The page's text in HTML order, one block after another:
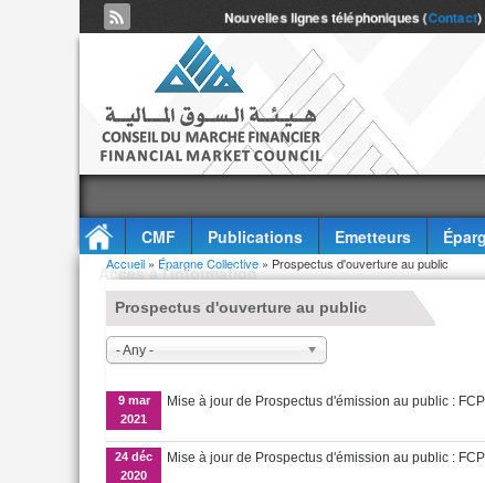
Nouvelles lignes téléphoniques (Contact)
CMF Publications Emetteurs
Accès à l'information
Vous êtes ici
Accueil » Épargne Collective » Prospectus d'ouverture au public
Prospectus d'ouverture au public
- Any -
9 mar
2021
Mise à jour de Prospectus d'émission au public :
24 déc
2020
Mise à jour de Prospectus d'émission au public :